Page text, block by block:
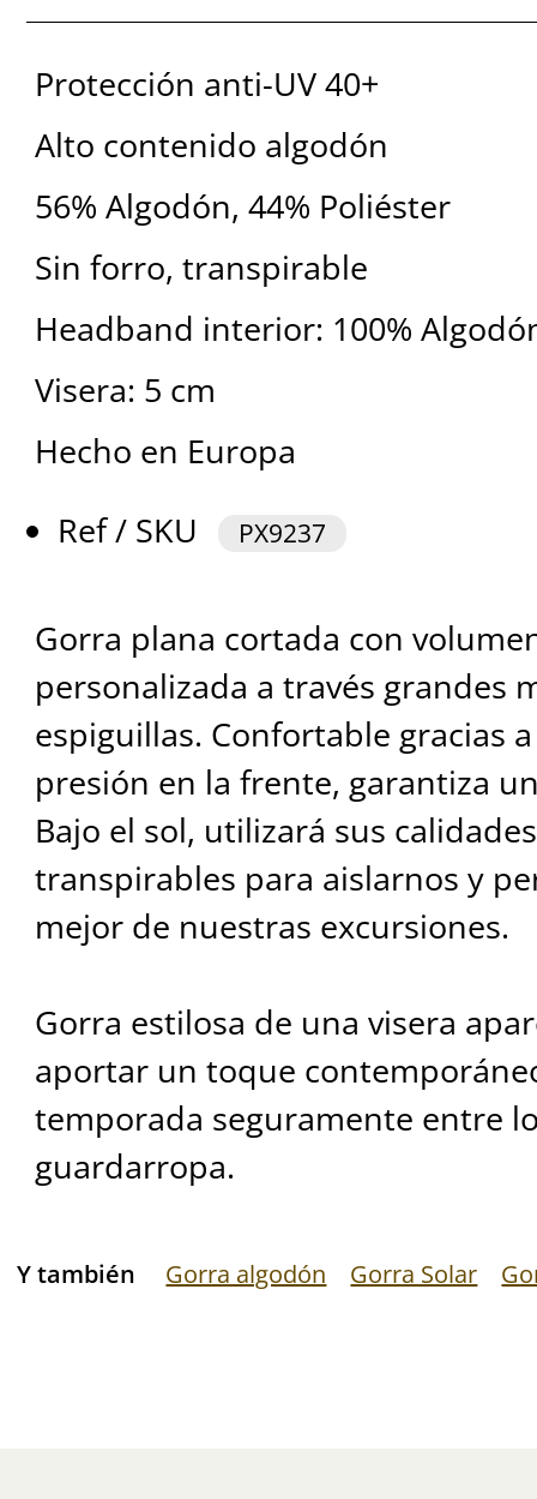
Protección anti-UV 40+
Alto contenido algodón
56% Algodón, 44% Poliéster
Sin forro, transpirable
Headband interior: 100%
Visera: 5 cm
Hecho en Europa
Ref / SKU
PX9237
Gorra plana cortada con
personalizada a través grandes
espiguillas. Confortable gracias
presión en la frente, garantiza
Bajo el sol, utilizará sus
transpirables para aislarnos y
mejor de nuestras excursiones.
Gorra estilosa de una visera
aportar un toque
temporada seguramente entre
guardarropa.
Y también Gorra algodón Gorra Solar